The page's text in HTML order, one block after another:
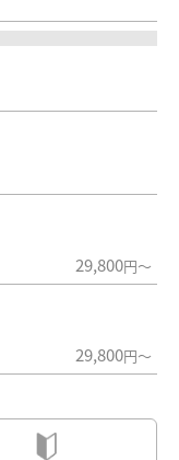
29,800円～
29,800円～